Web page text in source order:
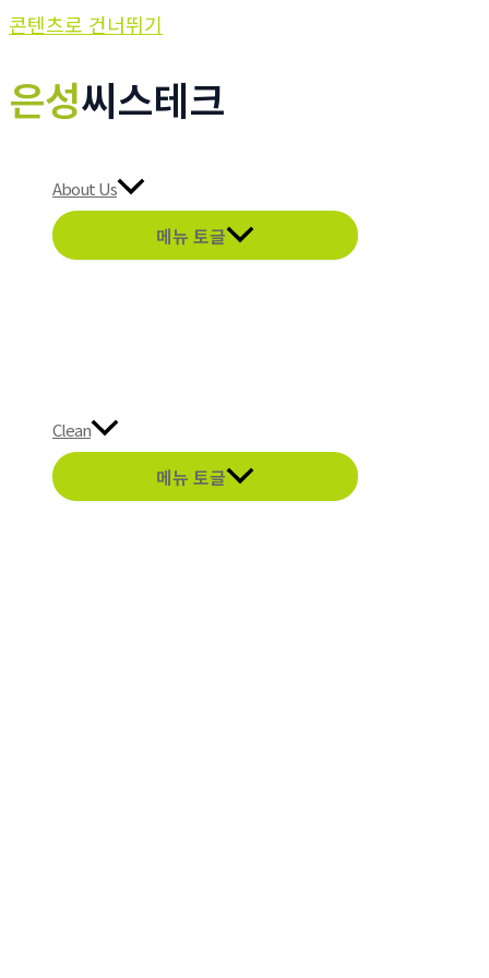
콘텐츠로 건너뛰기
은성씨스테크
About Us
메뉴 토글
Clean
메뉴 토글